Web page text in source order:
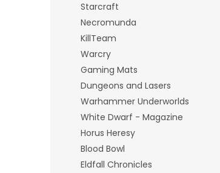
Starcraft
Necromunda
KillTeam
Warcry
Gaming Mats
Dungeons and Lasers
Warhammer Underworlds
White Dwarf - Magazine
Horus Heresy
Blood Bowl
Eldfall Chronicles